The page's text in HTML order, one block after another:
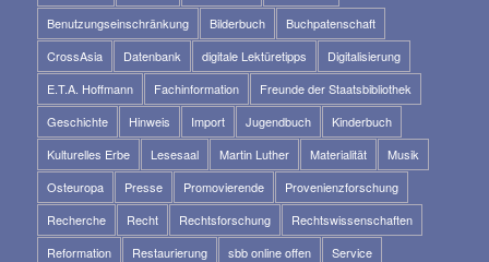
Benutzungseinschränkung
Bilderbuch
Buchpatenschaft
CrossAsia
Datenbank digitale Lektüretipps
Digitalisierung
E.T.A. Hoffmann
Fachinformation
Freunde der Staatsbibliothek
Geschichte
Hinweis Import Jugendbuch
Kinderbuch
Kulturelles Erbe
Lesesaal Martin Luther Materialität
Musik
Osteuropa
Presse Promovierende
Provenienzforschung
Recherche
Recht Rechtsforschung
Rechtswissenschaften
Reformation
Restaurierung sbb online offen
Service